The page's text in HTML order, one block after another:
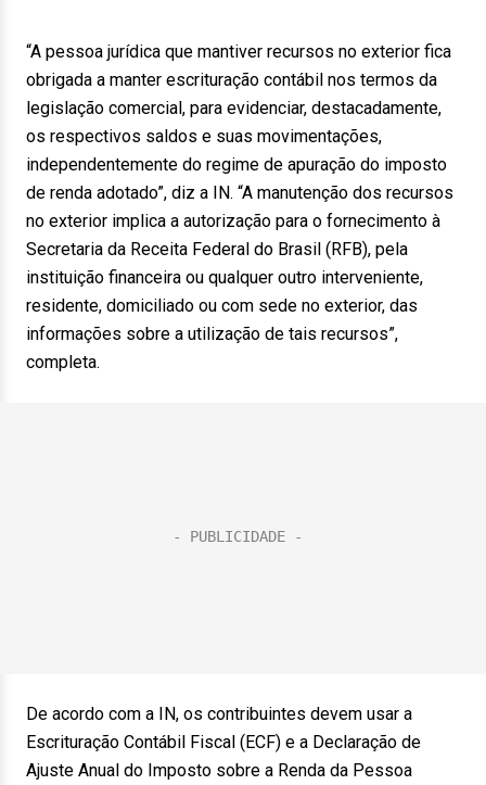
“A pessoa jurídica que mantiver recursos no exterior fica
obrigada a manter escrituração contábil nos termos da
legislação comercial, para evidenciar, destacadamente,
os respectivos saldos e suas movimentações,
independentemente do regime de apuração do imposto
de renda adotado”, diz a IN. “A manutenção dos recursos
no exterior implica a autorização para o fornecimento à
Secretaria da Receita Federal do Brasil (RFB), pela
instituição financeira ou qualquer outro interveniente,
residente, domiciliado ou com sede no exterior, das
informações sobre a utilização de tais recursos”,
completa.
De acordo com a IN, os contribuintes devem usar a
Escrituração Contábil Fiscal (ECF) e a Declaração de
Ajuste Anual do Imposto sobre a Renda da Pessoa